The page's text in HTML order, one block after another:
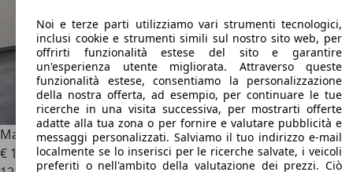
Mazda CX-3CX-3 2.0L Skyactiv-G AWD Exceed
€ 11.999
Noi e terze parti utilizziamo vari strumenti tecnologici,
inclusi cookie e strumenti simili sul nostro sito web, per
offrirti funzionalità estese del sito e garantire
un'esperienza utente migliorata. Attraverso queste
funzionalità estese, consentiamo la personalizzazione
della nostra offerta, ad esempio, per continuare le tue
ricerche in una visita successiva, per mostrarti offerte
adatte alla tua zona o per fornire e valutare pubblicità e
messaggi personalizzati. Salviamo il tuo indirizzo e-mail
localmente se lo inserisci per le ricerche salvate, i veicoli
preferiti o nell'ambito della valutazione dei prezzi. Ciò